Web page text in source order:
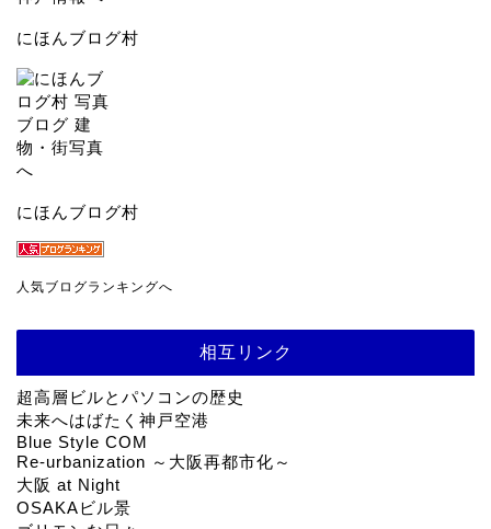
にほんブログ村
にほんブログ村
人気ブログランキングへ
相互リンク
超高層ビルとパソコンの歴史
未来へはばたく神戸空港
Blue Style COM
Re-urbanization ～大阪再都市化～
大阪 at Night
OSAKAビル景